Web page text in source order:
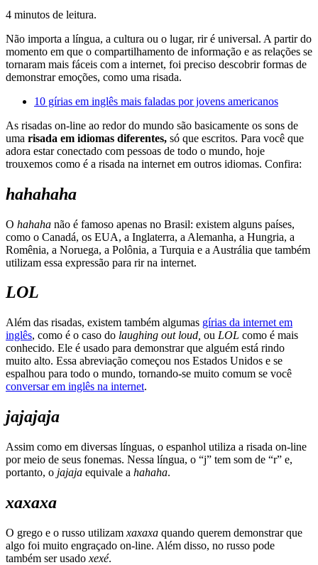
4 minutos de leitura.
Não importa a língua, a cultura ou o lugar, rir é universal. A partir do
momento em que o compartilhamento de informação e as relações se
tornaram mais fáceis com a internet, foi preciso descobrir formas de
demonstrar emoções, como uma risada.
10 gírias em inglês mais faladas por jovens americanos
As risadas on-line ao redor do mundo são basicamente os sons de
uma risada em idiomas diferentes, só que escritos. Para você que
adora estar conectado com pessoas de todo o mundo, hoje
trouxemos como é a risada na internet em outros idiomas. Confira:
hahahaha
O hahaha não é famoso apenas no Brasil: existem alguns países,
como o Canadá, os EUA, a Inglaterra, a Alemanha, a Hungria, a
Romênia, a Noruega, a Polônia, a Turquia e a Austrália que também
utilizam essa expressão para rir na internet.
LOL
Além das risadas, existem também algumas gírias da internet em
inglês, como é o caso do laughing out loud, ou LOL como é mais
conhecido. Ele é usado para demonstrar que alguém está rindo
muito alto. Essa abreviação começou nos Estados Unidos e se
espalhou para todo o mundo, tornando-se muito comum se você
conversar em inglês na internet.
jajajaja
Assim como em diversas línguas, o espanhol utiliza a risada on-line
por meio de seus fonemas. Nessa língua, o “j” tem som de “r” e,
portanto, o jajaja equivale a hahaha.
xaxaxa
O grego e o russo utilizam xaxaxa quando querem demonstrar que
algo foi muito engraçado on-line. Além disso, no russo pode
também ser usado xexé.